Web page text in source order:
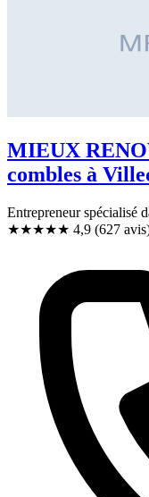
MIEUX
combles à
Entrepreneur spécialisé
★★★★★ 4,9 (627